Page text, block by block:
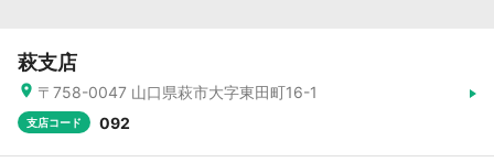
萩支店
〒758-0047 山口県萩市大字東田町16-1
支店コード 092